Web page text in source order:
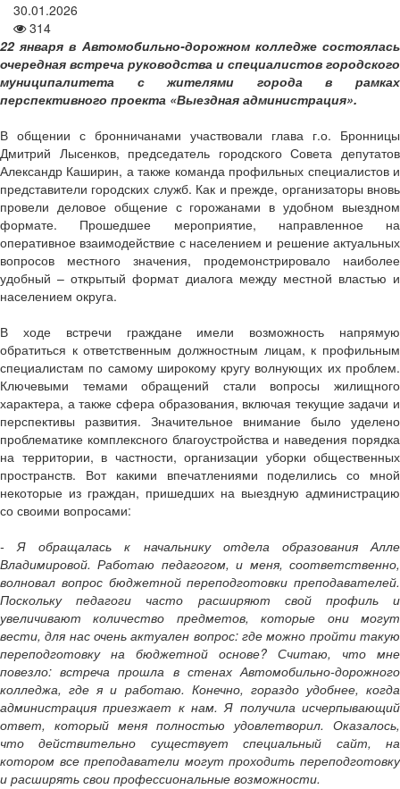
30.01.2026
314
22 января в Автомобильно-дорожном колледже состоялась
очередная встреча руководства и специалистов городского
муниципалитета с жителями города в рамках
перспективного проекта «Выездная администрация».
В общении с бронничанами участвовали глава г.о. Бронницы
Дмитрий Лысенков, председатель городского Совета депутатов
Александр Каширин, а также команда профильных специалистов и
представители городских служб. Как и прежде, организаторы вновь
провели деловое общение с горожанами в удобном выездном
формате. Прошедшее мероприятие, направленное на
оперативное взаимодействие с населением и решение актуальных
вопросов местного значения, продемонстрировало наиболее
удобный – открытый формат диалога между местной властью и
населением округа.
В ходе встречи граждане имели возможность напрямую
обратиться к ответственным должностным лицам, к профильным
специалистам по самому широкому кругу волнующих их проблем.
Ключевыми темами обращений стали вопросы жилищного
характера, а также сфера образования, включая текущие задачи и
перспективы развития. Значительное внимание было уделено
проблематике комплексного благоустройства и наведения порядка
на территории, в частности, организации уборки общественных
пространств. Вот какими впечатлениями поделились со мной
некоторые из граждан, пришедших на выездную администрацию
со своими вопросами:
- Я обращалась к начальнику отдела образования Алле
Владимировой. Работаю педагогом, и меня, соответственно,
волновал вопрос бюджетной переподготовки преподавателей.
Поскольку педагоги часто расширяют свой профиль и
увеличивают количество предметов, которые они могут
вести, для нас очень актуален вопрос: где можно пройти такую
переподготовку на бюджетной основе? Считаю, что мне
повезло: встреча прошла в стенах Автомобильно-дорожного
колледжа, где я и работаю. Конечно, гораздо удобнее, когда
администрация приезжает к нам. Я получила исчерпывающий
ответ, который меня полностью удовлетворил. Оказалось,
что действительно существует специальный сайт, на
котором все преподаватели могут проходить переподготовку
и расширять свои профессиональные возможности.